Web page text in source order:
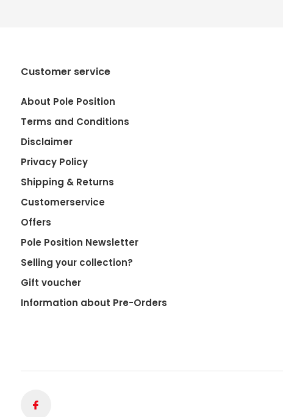
Customer service
About Pole Position
Terms and Conditions
Disclaimer
Privacy Policy
Shipping & Returns
Customerservice
Offers
Pole Position Newsletter
Selling your collection?
Gift voucher
Information about Pre-Orders